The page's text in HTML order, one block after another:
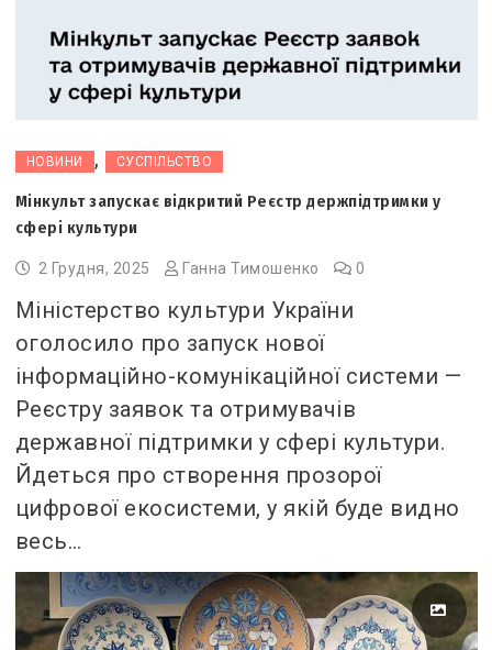
НОВИНИ , СУСПІЛЬСТВО
Мінкульт запускає відкритий Реєстр держпідтримки у
сфері культури
2 Грудня, 2025 Ганна Тимошенко 0
Міністерство культури України
оголосило про запуск нової
інформаційно-комунікаційної системи —
Реєстру заявок та отримувачів
державної підтримки у сфері культури.
Йдеться про створення прозорої
цифрової екосистеми, у якій буде видно
весь…